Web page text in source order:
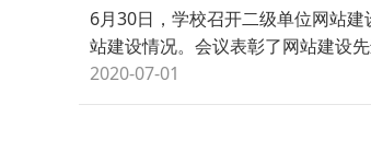
6月30日，学校召开二级单位网站
站建设情况。会议表彰了网站建设
2020-07-01